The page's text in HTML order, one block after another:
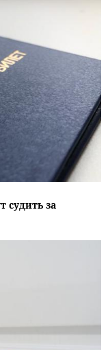
судить за